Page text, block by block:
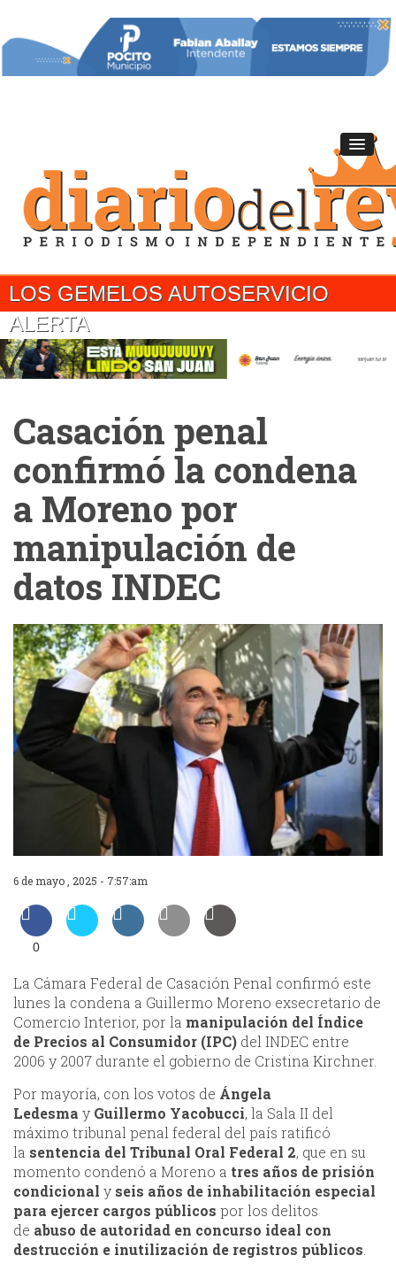
LOS GEMELOS AUTOSERVICIO
ALERTA
Casación penal
confirmó la condena
a Moreno por
manipulación de
datos INDEC
6 de mayo , 2025 - 7:57:am
0
La Cámara Federal de Casación Penal confirmó este
lunes la condena a Guillermo Moreno exsecretario de
Comercio Interior, por la manipulación del Índice
de Precios al Consumidor (IPC) del INDEC entre
2006 y 2007 durante el gobierno de Cristina Kirchner.
Por mayoría, con los votos de Ángela
Ledesma y Guillermo Yacobucci, la Sala II del
máximo tribunal penal federal del país ratificó
la sentencia del Tribunal Oral Federal 2, que en su
momento condenó a Moreno a tres años de prisión
condicional y seis años de inhabilitación especial
para ejercer cargos públicos por los delitos
de abuso de autoridad en concurso ideal con
destrucción e inutilización de registros públicos